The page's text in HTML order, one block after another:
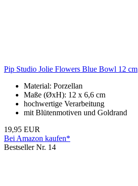
Pip Studio Jolie Flowers Blue Bowl 12 cm
Material: Porzellan
Maße (ØxH): 12 x 6,6 cm
hochwertige Verarbeitung
mit Blütenmotiven und Goldrand
19,95 EUR
Bei Amazon kaufen*
Bestseller Nr. 14